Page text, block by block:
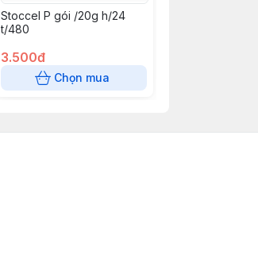
Stoccel P gói /20g h/24
t/480
3.500đ
Chọn mua